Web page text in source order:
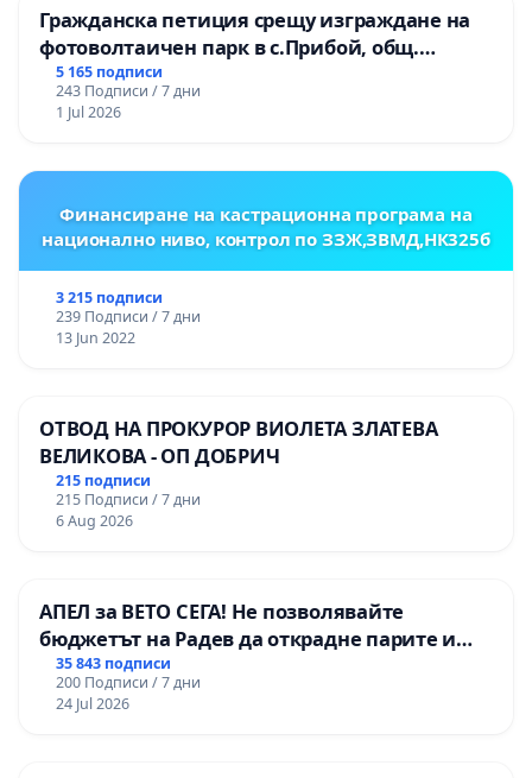
Гражданска петиция срещу изграждане на
фотоволтаичен парк в с.Прибой, общ.
Радомир
5 165 подписи
243 Подписи / 7 дни
1 Jul 2026
Финансиране на кастрационна програма на
национално ниво, контрол по ЗЗЖ,ЗВМД,НК325б
3 215 подписи
239 Подписи / 7 дни
13 Jun 2022
ОТВОД НА ПРОКУРОР ВИОЛЕТА ЗЛАТЕВА
ВЕЛИКОВА - ОП ДОБРИЧ
215 подписи
215 Подписи / 7 дни
6 Aug 2026
АПЕЛ за ВЕТО СЕГА! Не позволявайте
бюджетът на Радев да открадне парите и
правата ни в тъмното
35 843 подписи
200 Подписи / 7 дни
24 Jul 2026